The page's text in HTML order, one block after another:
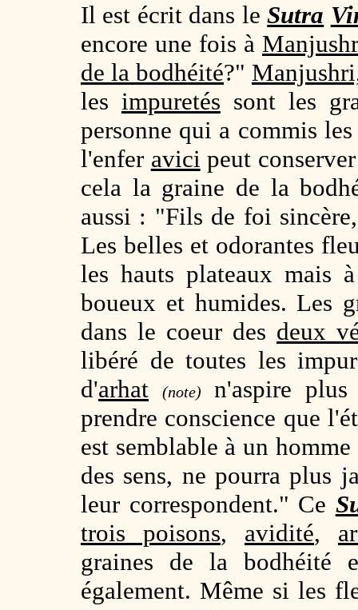
Il est écrit dans leSutra
encore une fois à
de la bodhéité?"
les impuretés sont les
personne qui a commis
l'enfer avici peut
cela la graine de la
aussi : "Fils de foi
Les belles et odorantes
les hauts plateaux mais
boueux et humides. Les
dans le coeur des deux
libéré de toutes les
d'arhat (note)
n'aspire
prendre conscience que
est semblable à un
des sens, ne pourra plus
leur correspondent." Ce
trois poisons, avidité,
graines de la
également. Même si les